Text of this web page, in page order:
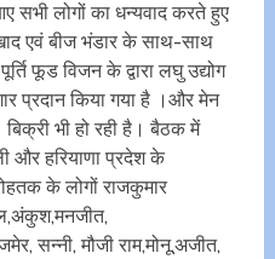
लोगों का धन्यवाद करते हुए
एवं बीज भंडार के साथ-साथ
फूड विजन के द्वारा लघु उद्योग
प्रदान किया गया है ।और मेन
भी हो रही है। बैठक में
और हरियाणा प्रदेश के
के लोगों राजकुमार
सन्नी, मौजी राम,मोनू,अजीत,